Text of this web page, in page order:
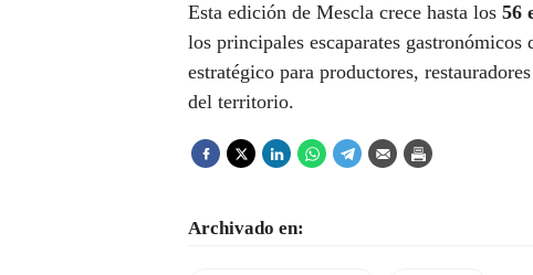
Esta edición de Mescla crece hasta los 56
los principales escaparates
estratégico para productores,
del territorio.
Archivado en: